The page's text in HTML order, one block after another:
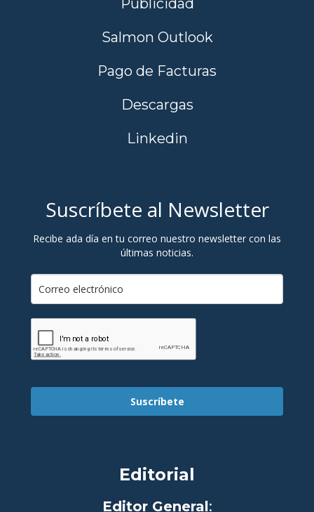
Publicidad
Salmon Outlook
Pago de Facturas
Descargas
Linkedin
Suscríbete al Newsletter
Recibe ada día en tu correo nuestro newsletter con las
últimas noticias.
Suscríbete
Editorial
Editor General: